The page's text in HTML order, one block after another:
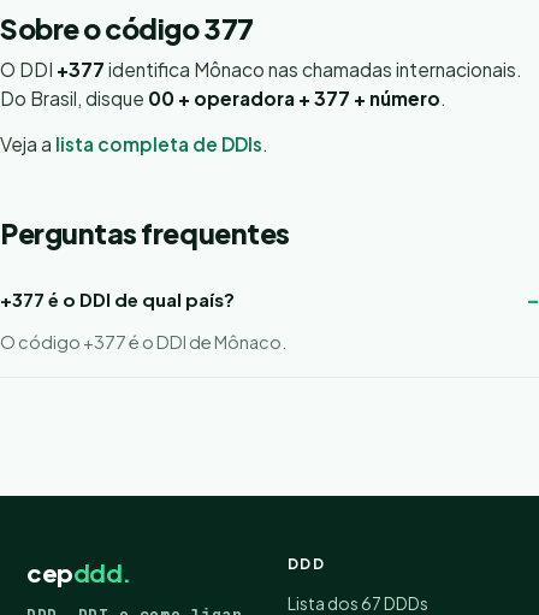
Sobre o código 377
O DDI +377 identifica Mônaco nas chamadas internacionais.
Do Brasil, disque 00 + operadora + 377 + número.
Veja a lista completa de DDIs.
Perguntas frequentes
+377 é o DDI de qual país?
O código +377 é o DDI de Mônaco.
cepddd. DDD
Lista dos 67 DDDs